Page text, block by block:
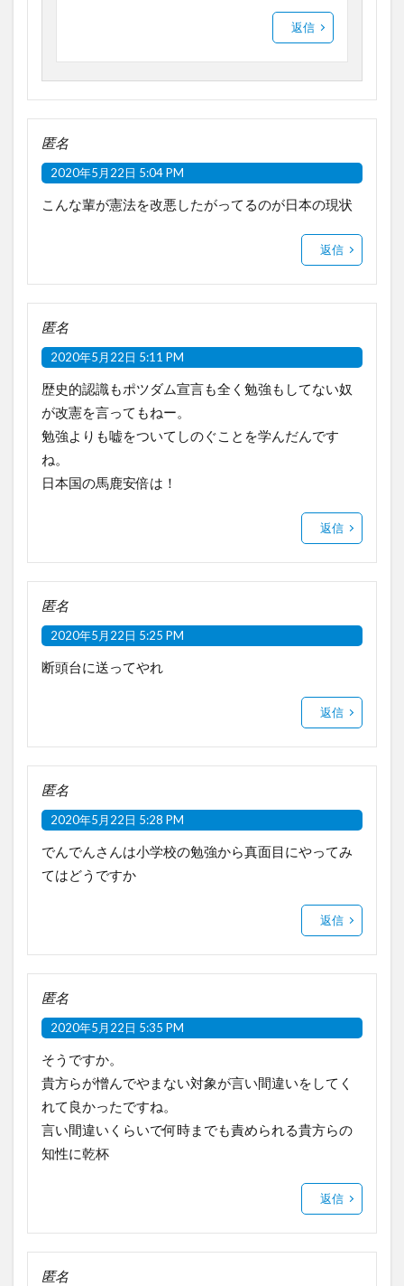
返信
匿名
2020年5月22日 5:04 PM
こんな輩が憲法を改悪したがってるのが日本の現状
返信
匿名
2020年5月22日 5:11 PM
歴史的認識もポツダム宣言も全く勉強もしてない奴
が改憲を言ってもねー。
勉強よりも嘘をついてしのぐことを学んだんです
ね。
日本国の馬鹿安倍は！
返信
匿名
2020年5月22日 5:25 PM
断頭台に送ってやれ
返信
匿名
2020年5月22日 5:28 PM
でんでんさんは小学校の勉強から真面目にやってみ
てはどうですか
返信
匿名
2020年5月22日 5:35 PM
そうですか。
貴方らが憎んでやまない対象が言い間違いをしてく
れて良かったですね。
言い間違いくらいで何時までも責められる貴方らの
知性に乾杯
返信
匿名